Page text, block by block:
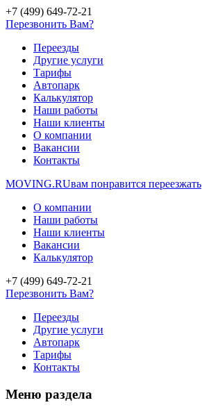
+7 (499) 649-72-21
Перезвонить Вам?
Переезды
Другие услуги
Тарифы
Автопарк
Калькулятор
Наши работы
Наши клиенты
О компании
Вакансии
Контакты
MOVING.RUвам понравится переезжать
О компании
Наши работы
Наши клиенты
Вакансии
Калькулятор
+7 (499) 649-72-21
Перезвонить Вам?
Переезды
Другие услуги
Автопарк
Тарифы
Контакты
Меню раздела